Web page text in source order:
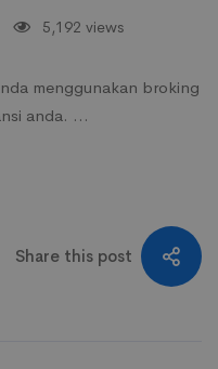
5,192 views
menggunakan broking
anda. …
Share this post